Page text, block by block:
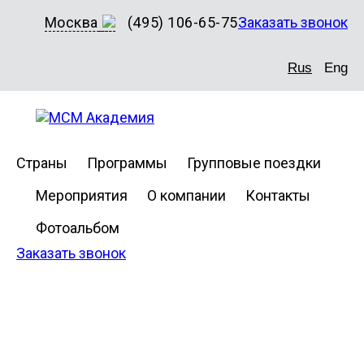
Москва (495) 106-65-75Заказать звонок
Rus Eng
Страны Программы
Групповые поездки
Мероприятия
О компании
Контакты
Фотоальбом
Заказать звонок